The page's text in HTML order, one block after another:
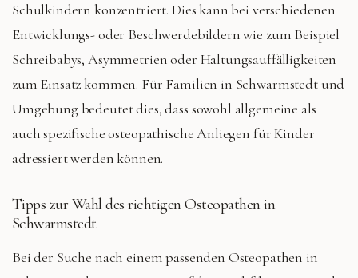
Schulkindern konzentriert. Dies kann bei verschiedenen
Entwicklungs- oder Beschwerdebildern wie zum Beispiel
Schreibabys, Asymmetrien oder Haltungsauffälligkeiten
zum Einsatz kommen. Für Familien in Schwarmstedt und
Umgebung bedeutet dies, dass sowohl allgemeine als
auch spezifische osteopathische Anliegen für Kinder
adressiert werden können.
Tipps zur Wahl des richtigen Osteopathen in
Schwarmstedt
Bei der Suche nach einem passenden Osteopathen in